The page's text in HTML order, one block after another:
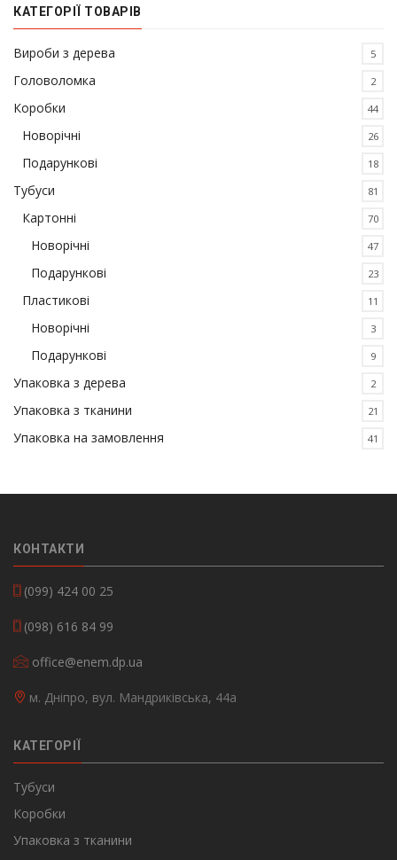
КАТЕГОРІЇ ТОВАРІВ
Вироби з дерева 5
Головоломка 2
Коробки 44
Новорічні 26
Подарункові 18
Тубуси 81
Картонні 70
Новорічні 47
Подарункові 23
Пластикові 11
Новорічні 3
Подарункові 9
Упаковка з дерева 2
Упаковка з тканини 21
Упаковка на замовлення 41
КОНТАКТИ
(099) 424 00 25
(098) 616 84 99
office@enem.dp.ua
м. Дніпро, вул. Мандриківська, 44а
КАТЕГОРІЇ
Тубуси
Коробки
Упаковка з тканини